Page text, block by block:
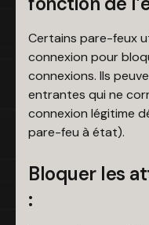
Certains pare-feux
connexion pour
connexions. Ils
entrantes qui ne
connexion légitime
pare-feu à état).
Bloquer les
: